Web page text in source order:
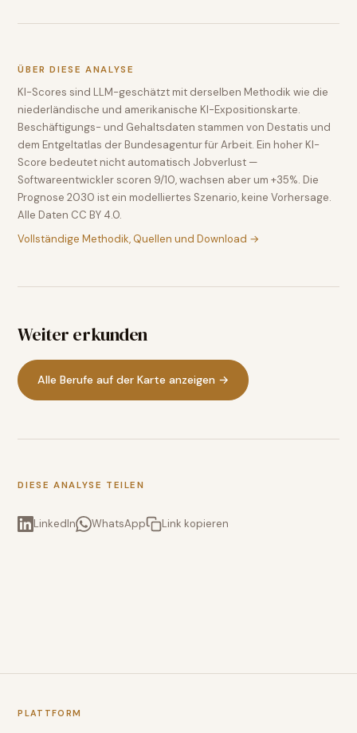
ÜBER DIESE ANALYSE
KI-Scores sind LLM-geschätzt mit derselben Methodik wie die
niederländische und amerikanische KI-Expositionskarte.
Beschäftigungs- und Gehaltsdaten stammen von Destatis und
dem Entgeltatlas der Bundesagentur für Arbeit. Ein hoher KI-
Score bedeutet nicht automatisch Jobverlust —
Softwareentwickler scoren 9/10, wachsen aber um +35%. Die
Prognose 2030 ist ein modelliertes Szenario, keine Vorhersage.
Alle Daten CC BY 4.0.
Vollständige Methodik, Quellen und Download →
Weiter erkunden
Alle Berufe auf der Karte anzeigen →
DIESE ANALYSE TEILEN
LinkedIn WhatsApp Link kopieren
PLATTFORM